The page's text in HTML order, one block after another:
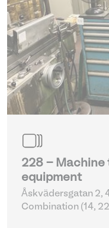
228 - Machine
equipment
Åskvädersgatan 2,
Combination (14,